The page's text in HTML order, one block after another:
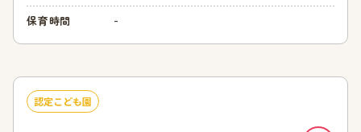
保育時間 -
認定こども園